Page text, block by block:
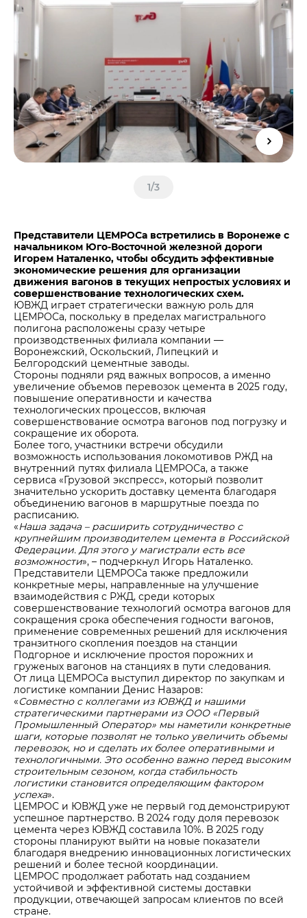
1/3
Представители ЦЕМРОСа встретились в Воронеже с
начальником Юго-Восточной железной дороги
Игорем Наталенко, чтобы обсудить эффективные
экономические решения для организации
движения вагонов в текущих непростых условиях и
совершенствование технологических схем.
ЮВЖД играет стратегически важную роль для
ЦЕМРОСа, поскольку в пределах магистрального
полигона расположены сразу четыре
производственных филиала компании —
Воронежский, Оскольский, Липецкий и
Белгородский цементные заводы.
Стороны подняли ряд важных вопросов, а именно
увеличение объемов перевозок цемента в 2025 году,
повышение оперативности и качества
технологических процессов, включая
совершенствование осмотра вагонов под погрузку и
сокращение их оборота.
Более того, участники встречи обсудили
возможность использования локомотивов РЖД на
внутренний путях филиала ЦЕМРОСа, а также
сервиса «Грузовой экспресс», который позволит
значительно ускорить доставку цемента благодаря
объединению вагонов в маршрутные поезда по
расписанию.
«Наша задача – расширить сотрудничество с
крупнейшим производителем цемента в Российской
Федерации. Для этого у магистрали есть все
возможности», – подчеркнул Игорь Наталенко.
Представители ЦЕМРОСа также предложили
конкретные меры, направленные на улучшение
взаимодействия с РЖД, среди которых
совершенствование технологий осмотра вагонов для
сокращения срока обеспечения годности вагонов,
применение современных решений для исключения
транзитного скопления поездов на станции
Подгорное и исключение простоя порожних и
груженых вагонов на станциях в пути следования.
От лица ЦЕМРОСа выступил директор по закупкам и
логистике компании Денис Назаров:
«Совместно с коллегами из ЮВЖД и нашими
стратегическими партнерами из ООО «Первый
Промышленный Оператор» мы наметили конкретные
шаги, которые позволят не только увеличить объемы
перевозок, но и сделать их более оперативными и
технологичными. Это особенно важно перед высоким
строительным сезоном, когда стабильность
логистики становится определяющим фактором
успеха».
ЦЕМРОС и ЮВЖД уже не первый год демонстрируют
успешное партнерство. В 2024 году доля перевозок
цемента через ЮВЖД составила 10%. В 2025 году
стороны планируют выйти на новые показатели
благодаря внедрению инновационных логистических
решений и более тесной координации.
ЦЕМРОС продолжает работать над созданием
устойчивой и эффективной системы доставки
продукции, отвечающей запросам клиентов по всей
стране.
Центры дистрибуции
Реализация ТМЦ и непрофильных активов
В помощь поставщику
Не только цемент
Технологии и тренды
Издание для клиентов
Аналитика цементной отрасли
Медиабанк
Пресса о нас
Контакты